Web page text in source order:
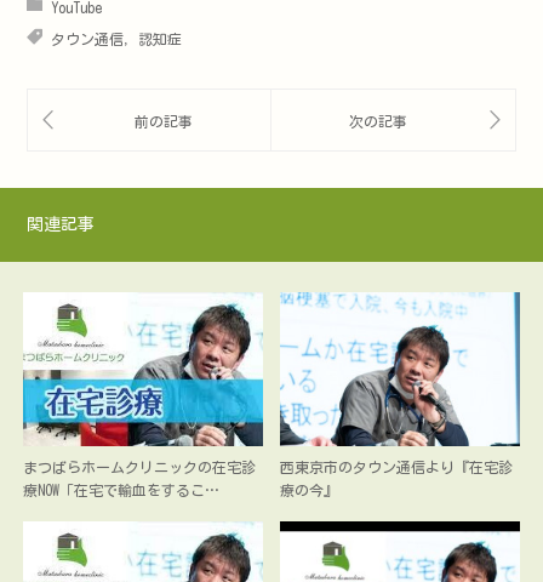
YouTube
タウン通信 認知症
関連記事
まつばらホームクリニックの在宅診
療NOW「在宅で輸血をするこ…
西東京市のタウン通信より『在宅診
療の今』